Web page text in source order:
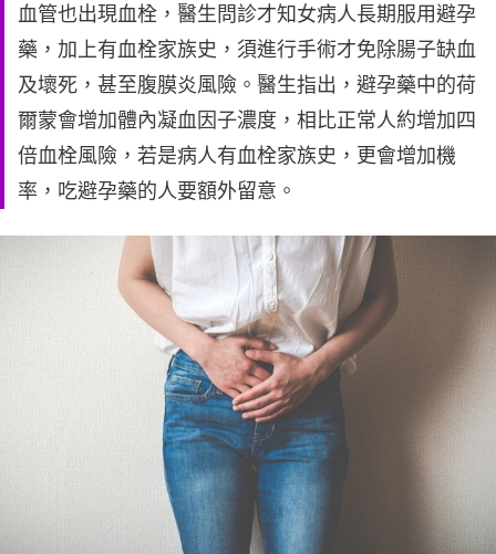
血管也出現血栓，醫生問診才知女病人長期服用避孕
藥，加上有血栓家族史，須進行手術才免除腸子缺血
及壞死，甚至腹膜炎風險。醫生指出，避孕藥中的荷
爾蒙會增加體內凝血因子濃度，相比正常人約增加四
倍血栓風險，若是病人有血栓家族史，更會增加機
率，吃避孕藥的人要額外留意。